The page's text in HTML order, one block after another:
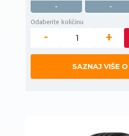
- -
Odaberite količinu
- +
SAZNAJ VIŠE